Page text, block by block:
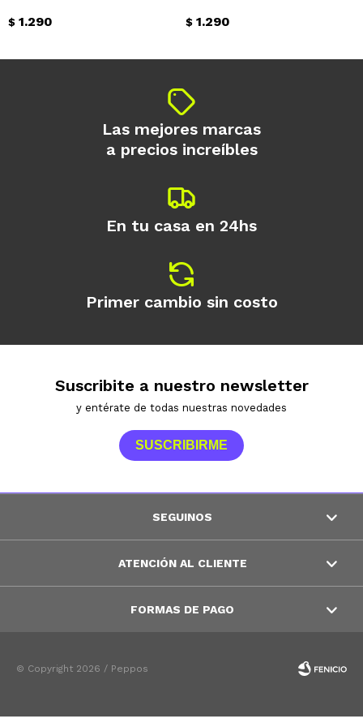
$ 1.290 $ 1.290
Las mejores marcas
a precios increíbles
En tu casa en 24hs
Primer cambio sin costo
Suscribite a nuestro newsletter
y entérate de todas nuestras novedades
SUSCRIBIRME
SEGUINOS
ATENCIÓN AL CLIENTE
FORMAS DE PAGO
© Copyright 2026 / Peppos